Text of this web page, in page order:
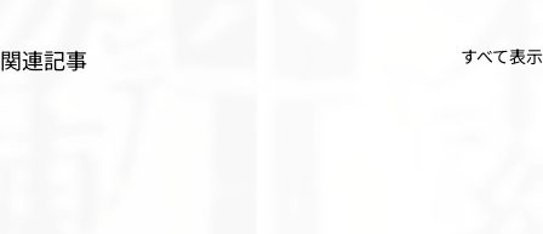
関連記事 すべて表示